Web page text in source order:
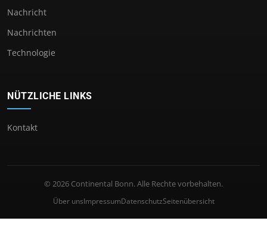
Nachricht
Nachrichten
Technologie
NÜTZLICHE LINKS
Kontakt
© 2026 Continental Bonn. Alle Rechte vorbehalten.
Über unsImpressumDatenschutzSeitenübersicht